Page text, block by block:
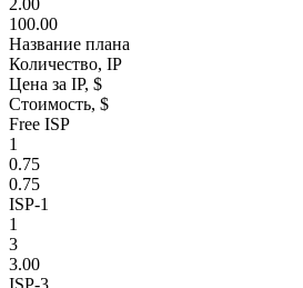
100.00
Название плана
Количество, IP
Цена за IP, $
Стоимость, $
Free ISP
1
0.75
0.75
ISP-1
1
3
3.00
ISP-3